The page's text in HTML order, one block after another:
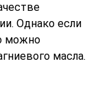
Однако если
можно
масла.